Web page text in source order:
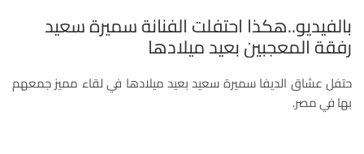
بالفيديو..هكذا احتفلت الفنانة سميرة سعيد
رفقة المعجبين بعيد ميلادها
حتفل عشاق الديفا سميرة سعيد بعيد ميلادها في لقاء مميز جمعهم
بها في مصر.